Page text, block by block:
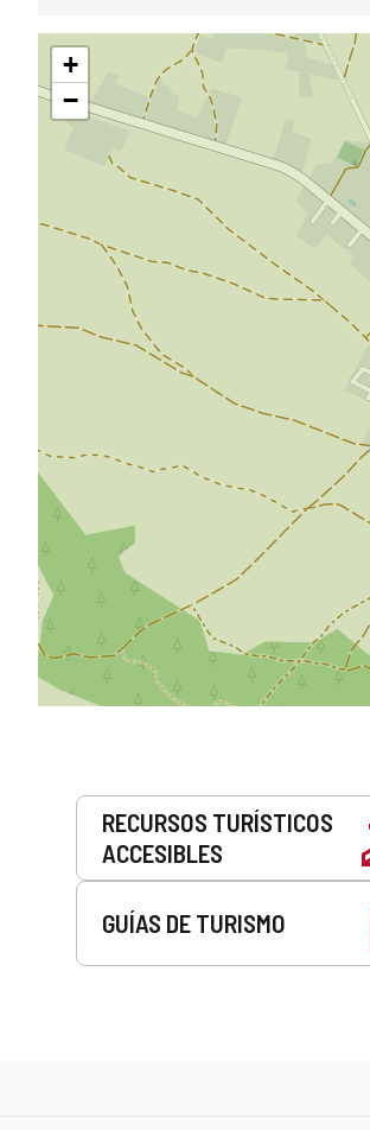
Saltar
mapa
+
−
Servicios
RECURSOS TURÍSTICOS
ACCESIBLES
GUÍAS DE TURISMO